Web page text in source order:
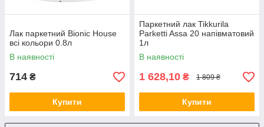
Лак паркетний Bionic House
всі кольори 0.8л
В наявності
714 ₴
Купити
Паркетний лак Tikkurila
Parketti Assa 20 напівматовий
1л
В наявності
1 628,10 ₴ 1 809 ₴
Купити